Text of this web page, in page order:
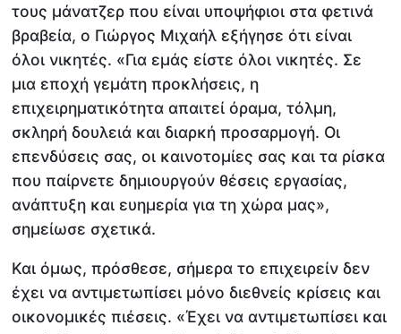
τους μάνατζερ που είναι υποψήφιοι στα φετινά
βραβεία, ο Γιώργος Μιχαήλ εξήγησε ότι είναι
όλοι νικητές. «Για εμάς είστε όλοι νικητές. Σε
μια εποχή γεμάτη προκλήσεις, η
επιχειρηματικότητα απαιτεί όραμα, τόλμη,
σκληρή δουλειά και διαρκή προσαρμογή. Οι
επενδύσεις σας, οι καινοτομίες σας και τα ρίσκα
που παίρνετε δημιουργούν θέσεις εργασίας,
ανάπτυξη και ευημερία για τη χώρα μας»,
σημείωσε σχετικά.
Και όμως, πρόσθεσε, σήμερα το επιχειρείν δεν
έχει να αντιμετωπίσει μόνο διεθνείς κρίσεις και
οικονομικές πιέσεις. «Έχει να αντιμετωπίσει και